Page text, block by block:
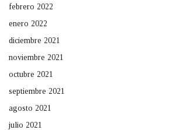
febrero 2022
enero 2022
diciembre 2021
noviembre 2021
octubre 2021
septiembre 2021
agosto 2021
julio 2021